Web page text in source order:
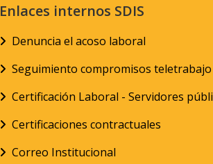
Enlaces internos SDIS
Denuncia el acoso laboral
Seguimiento compromisos teletrabajo
Certificación Laboral - Servidores
Certificaciones contractuales
Correo Institucional